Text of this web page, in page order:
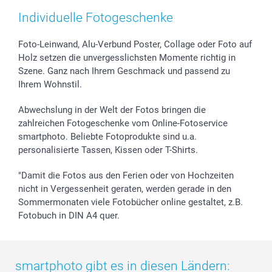
Zubehör & Material
Sticker & Etiketten
Geschenk-Gutscheine (PDF)
AGB
Presse
Partnerprogramme
Investor Relations
Widerrufsrecht
Muttertag
Kommunion & Konfirmation
Hochzeit
Geburtstag
Zu allen Anlässen
Anmelden /Registrieren
Lieferfristen
72h Lieferung
Zahlungsmöglichkeiten
Status der Bestellung
smartfriends
smartgarantie
smartbonus
Individuelle Fotogeschenke
Foto-Leinwand, Alu-Verbund Poster, Collage oder Foto auf
Holz setzen die unvergesslichsten Momente richtig in
Szene. Ganz nach Ihrem Geschmack und passend zu
Ihrem Wohnstil.
Abwechslung in der Welt der Fotos bringen die
zahlreichen Fotogeschenke vom Online-Fotoservice
smartphoto. Beliebte Fotoprodukte sind u.a.
personalisierte Tassen, Kissen oder T-Shirts.
"Damit die Fotos aus den Ferien oder von Hochzeiten
nicht in Vergessenheit geraten, werden gerade in den
Sommermonaten viele Fotobücher online gestaltet, z.B.
Fotobuch in DIN A4 quer.
smartphoto gibt es in diesen Ländern: